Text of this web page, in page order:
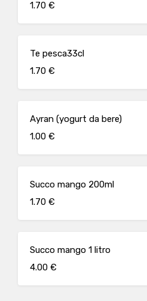
1.70 €
Te pesca33cl
1.70 €
Ayran (yogurt da bere)
1.00 €
Succo mango 200ml
1.70 €
Succo mango 1 litro
4.00 €